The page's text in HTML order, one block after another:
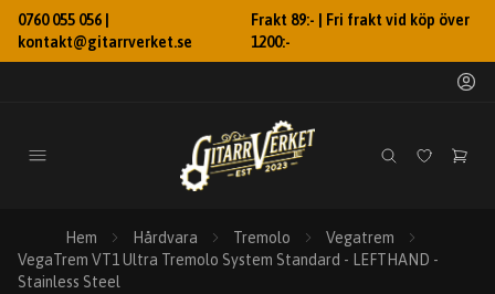
0760 055 056 |
kontakt@gitarrverket.se
Frakt 89:- | Fri frakt vid köp över
1200:-
Hem Hårdvara Tremolo
Vegatrem
VegaTrem VT1 Ultra Tremolo System Standard - LEFTHAND -
Stainless Steel